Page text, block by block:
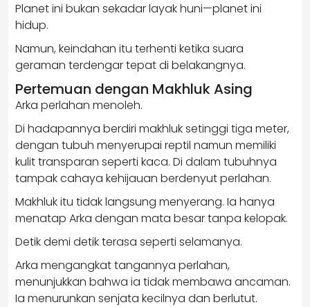
Planet ini bukan sekadar layak huni—planet ini
hidup.
Namun, keindahan itu terhenti ketika suara
geraman terdengar tepat di belakangnya.
Pertemuan dengan Makhluk Asing
Arka perlahan menoleh.
Di hadapannya berdiri makhluk setinggi tiga meter,
dengan tubuh menyerupai reptil namun memiliki
kulit transparan seperti kaca. Di dalam tubuhnya
tampak cahaya kehijauan berdenyut perlahan.
Makhluk itu tidak langsung menyerang. Ia hanya
menatap Arka dengan mata besar tanpa kelopak.
Detik demi detik terasa seperti selamanya.
Arka mengangkat tangannya perlahan,
menunjukkan bahwa ia tidak membawa ancaman.
Ia menurunkan senjata kecilnya dan berlutut.